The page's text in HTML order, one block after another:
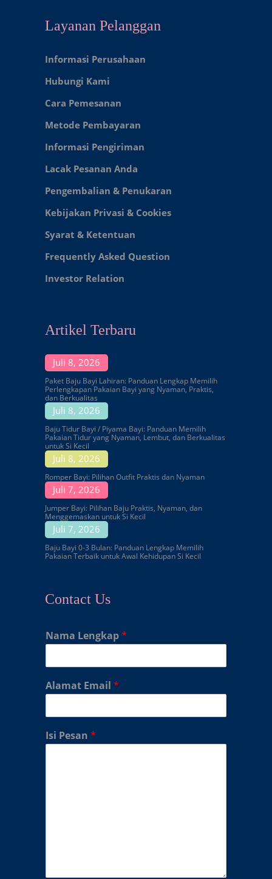
Layanan Pelanggan
Informasi Perusahaan
Hubungi Kami
Cara Pemesanan
Metode Pembayaran
Informasi Pengiriman
Lacak Pesanan Anda
Pengembalian & Penukaran
Kebijakan Privasi & Cookies
Syarat & Ketentuan
Frequently Asked Question
Investor Relation
Artikel Terbaru
Juli 8, 2026
Paket Baju Bayi Lahiran: Panduan Lengkap Memilih
Perlengkapan Pakaian Bayi yang Nyaman, Praktis,
dan Berkualitas
Juli 8, 2026
Baju Tidur Bayi / Piyama Bayi: Panduan Memilih
Pakaian Tidur yang Nyaman, Lembut, dan Berkualitas
untuk Si Kecil
Juli 8, 2026
Romper Bayi: Pilihan Outfit Praktis dan Nyaman
Juli 7, 2026
Jumper Bayi: Pilihan Baju Praktis, Nyaman, dan
Menggemaskan untuk Si Kecil
Juli 7, 2026
Baju Bayi 0-3 Bulan: Panduan Lengkap Memilih
Pakaian Terbaik untuk Awal Kehidupan Si Kecil
Contact Us
Nama Lengkap*
Alamat Email *
Isi Pesan *